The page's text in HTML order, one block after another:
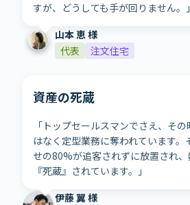
すが、どうしても手が回りません。」
山本 恵 様
代表
注文住宅
資産の死蔵
「トップセールスマンでさえ、そ
はなく定型業務に奪われています。
せの80%が追客されずに放置され
『死蔵』されています。」
伊藤 翼 様